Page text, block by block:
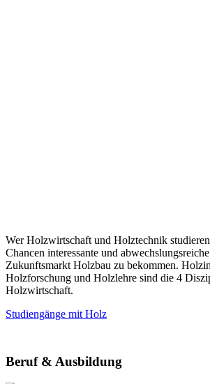
Wer Holzwirtschaft und Holztechnik
Chancen interessante und
Zukunftsmarkt Holzbau zu bekommen.
Holzforschung und Holzlehre sind die 4
Holzwirtschaft.
Studiengänge mit Holz
Beruf & Ausbildung